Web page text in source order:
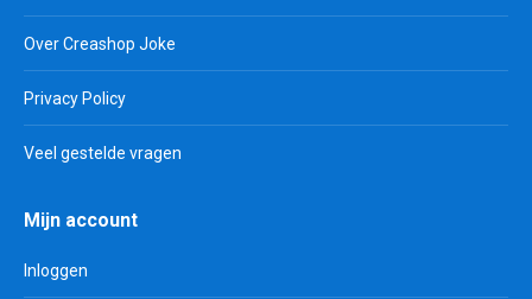
Over Creashop Joke
Privacy Policy
Veel gestelde vragen
Mijn account
Inloggen